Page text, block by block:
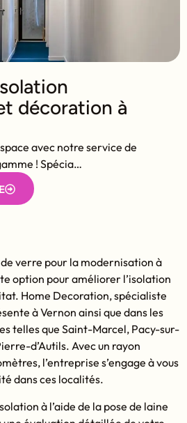
décoration à
avec notre service de
! Spécia…
verre pour la modernisation à
option pour améliorer l’isolation
Home Decoration, spécialiste
à Vernon ainsi que dans les
telles que Saint-Marcel, Pacy-sur-
d’Autils. Avec un rayon
l’entreprise s’engage à vous
dans ces localités.
à l’aide de la pose de laine